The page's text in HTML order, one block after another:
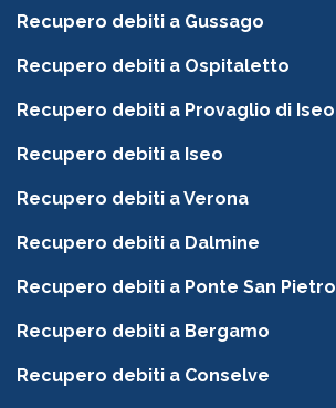
Recupero debiti a Gussago
Recupero debiti a Ospitaletto
Recupero debiti a Provaglio di Iseo
Recupero debiti a Iseo
Recupero debiti a Verona
Recupero debiti a Dalmine
Recupero debiti a Ponte San Pietro
Recupero debiti a Bergamo
Recupero debiti a Conselve